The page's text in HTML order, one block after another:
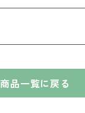
商品一覧に戻る